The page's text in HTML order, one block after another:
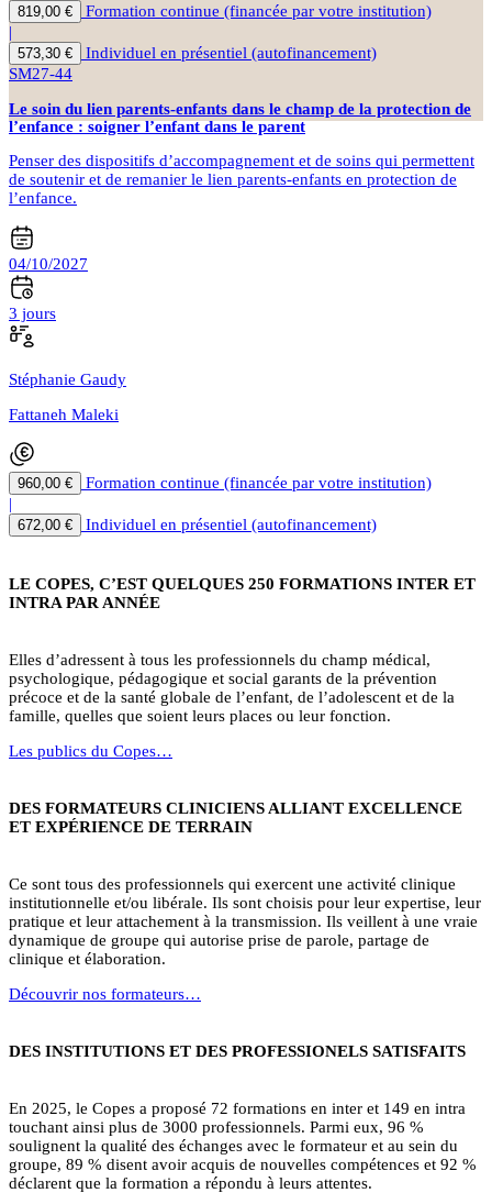
819,00 €
Formation continue (financée par votre institution)
|
573,30 €
Individuel en présentiel (autofinancement)
SM27-44
Le soin du lien parents-enfants dans le champ de la protection de
l’enfance : soigner l’enfant dans le parent
Penser des dispositifs d’accompagnement et de soins qui permettent
de soutenir et de remanier le lien parents-enfants en protection de
l’enfance.
04/10/2027
3 jours
Stéphanie Gaudy
Fattaneh Maleki
960,00 €
Formation continue (financée par votre institution)
|
672,00 € Individuel en présentiel (autofinancement)
LE COPES, C’EST QUELQUES 250 FORMATIONS INTER ET
INTRA PAR ANNÉE
Elles d’adressent à tous les professionnels du champ médical,
psychologique, pédagogique et social garants de la prévention
précoce et de la santé globale de l’enfant, de l’adolescent et de la
famille, quelles que soient leurs places ou leur fonction.
Les publics du Copes…
DES FORMATEURS CLINICIENS ALLIANT EXCELLENCE
ET EXPÉRIENCE DE TERRAIN
Ce sont tous des professionnels qui exercent une activité clinique
institutionnelle et/ou libérale. Ils sont choisis pour leur expertise, leur
pratique et leur attachement à la transmission. Ils veillent à une vraie
dynamique de groupe qui autorise prise de parole, partage de
clinique et élaboration.
Découvrir nos formateurs…
DES INSTITUTIONS ET DES PROFESSIONELS SATISFAITS
En 2025, le Copes a proposé 72 formations en inter et 149 en intra
touchant ainsi plus de 3000 professionnels. Parmi eux, 96 %
soulignent la qualité des échanges avec le formateur et au sein du
groupe, 89 % disent avoir acquis de nouvelles compétences et 92 %
déclarent que la formation a répondu à leurs attentes.